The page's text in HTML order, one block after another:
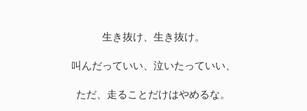
生き抜け、生き抜け。
叫んだっていい、泣いたっていい、
ただ、走ることだけはやめるな。